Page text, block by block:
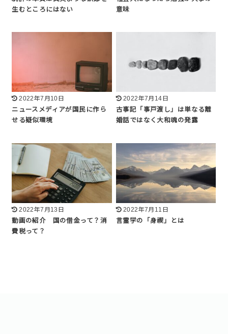
生むところにはない
意味
2022年7月10日
ニュースメディアが国民に作ら
せる疑似環境
2022年7月14日
古事記「事戸渡し」は単なる離
婚話ではなく大和魂の発露
2022年7月13日
動画の紹介 国の借金って？消
費税って？
2022年7月11日
言霊学の「身禊」とは